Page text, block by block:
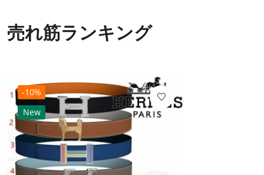
売れ筋ランキング
-10%
New